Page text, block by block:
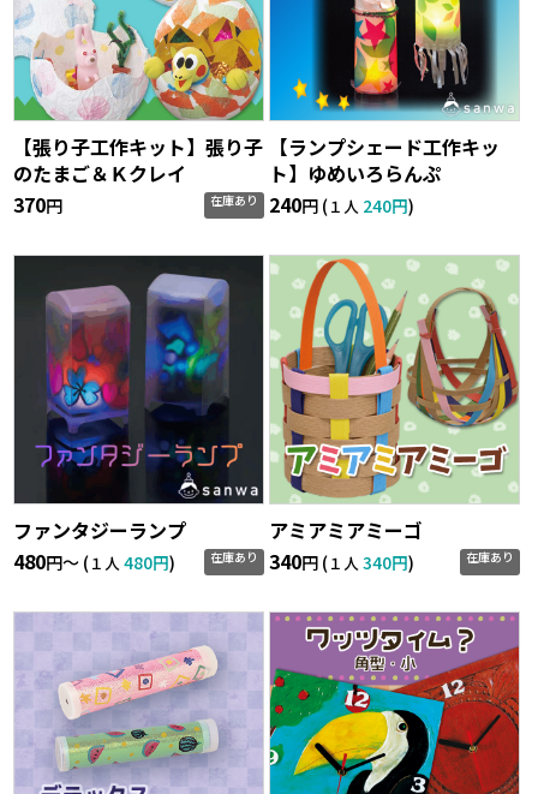
【張り子工作キット】張り子
のたまご＆Ｋクレイ
370円 在庫あり
【ランプシェード工作キッ
ト】ゆめいろらんぷ
240円 (１人 240円)
ファンタジーランプ
480円〜 (１人480円) 在庫あり
アミアミアミーゴ
340円 (１人340円) 在庫あり